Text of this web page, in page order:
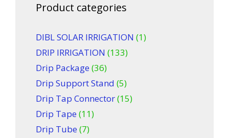
Product categories
DIBL SOLAR IRRIGATION (1)
DRIP IRRIGATION (133)
Drip Package (36)
Drip Support Stand (5)
Drip Tap Connector(15)
Drip Tape (11)
Drip Tube (7)